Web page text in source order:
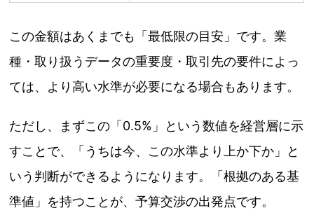
この金額はあくまでも「最低限の目安」です。業
種・取り扱うデータの重要度・取引先の要件によっ
ては、より高い水準が必要になる場合もあります。
ただし、まずこの「0.5%」という数値を経営層に示
すことで、「うちは今、この水準より上か下か」と
いう判断ができるようになります。「根拠のある基
準値」を持つことが、予算交渉の出発点です。